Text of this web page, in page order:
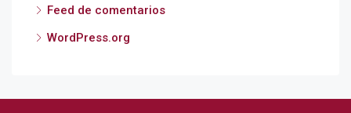
Feed de comentarios
WordPress.org